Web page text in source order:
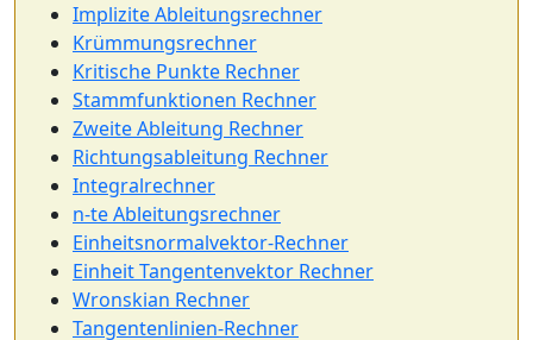
Implizite Ableitungsrechner
Krümmungsrechner
Kritische Punkte Rechner
Stammfunktionen Rechner
Zweite Ableitung Rechner
Richtungsableitung Rechner
Integralrechner
n-te Ableitungsrechner
Einheitsnormalvektor-Rechner
Einheit Tangentenvektor Rechner
Wronskian Rechner
Tangentenlinien-Rechner